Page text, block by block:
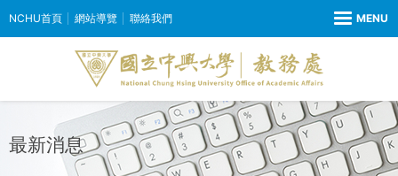
NCHU首頁 網站導覽 聯絡我們
最新消息